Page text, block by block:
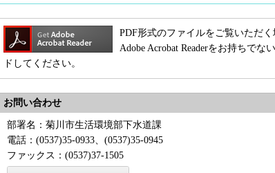
PDF形式のファイルをご覧いただく
Adobe Acrobat Readerをお持ちで
ドしてください。
お問い合わせ
部署名：菊川市生活環境部下水道課
電話：(0537)35-0933、(0537)35-0945
ファックス：(0537)37-1505